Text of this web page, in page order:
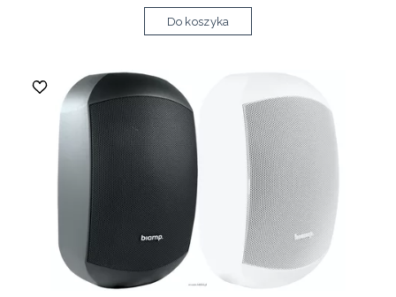
Do koszyka